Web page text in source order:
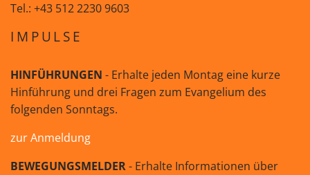
Tel.: +43 512 2230 9603
IMPULSE
HINFÜHRUNGEN - Erhalte jeden Montag eine kurze
Hinführung und drei Fragen zum Evangelium des
folgenden Sonntags.
zur Anmeldung
BEWEGUNGSMELDER- Erhalte Informationen über